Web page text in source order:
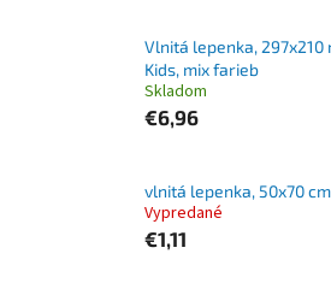
Vlnitá lepenka, 297x210
Kids, mix farieb
Skladom
€6,96
vlnitá lepenka, 50x70
Vypredané
€1,11